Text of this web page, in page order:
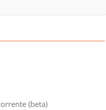
(beta)